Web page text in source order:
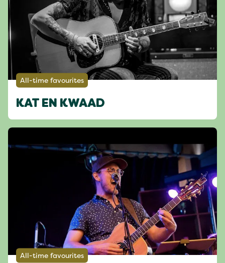
All-time favourites
KAT EN KWAAD
All-time favourites